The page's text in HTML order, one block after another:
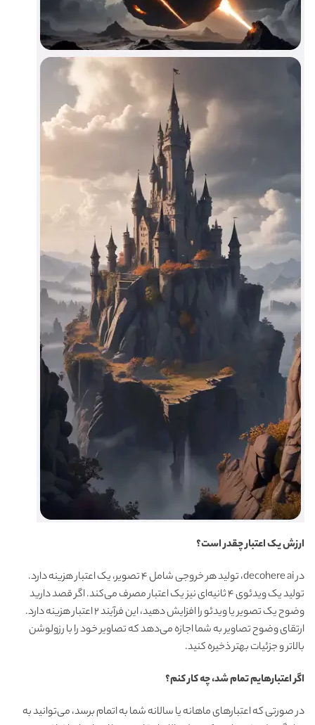
ارزش یک اعتبار چقدر است؟
در decohere ai، تولید هر خروجی شامل ۴ تصویر، یک اعتبار هزینه دارد.
تولید یک ویدئوی ۴ ثانیه‌ای نیز یک اعتبار مصرف می‌کند. اگر قصد دارید
وضوح یک تصویر یا ویدئو را افزایش دهید، این فرآیند ۲ اعتبار هزینه دارد.
ارتقای وضوح تصاویر به شما اجازه می‌دهد که تصاویر خود را با رزولوشن
بالاتر و جزئیات بهتر ذخیره کنید.
اگر اعتبارهایم تمام شد، چه کار کنم؟
در صورتی که اعتبارهای ماهانه یا سالانه شما به اتمام برسد، می‌توانید به